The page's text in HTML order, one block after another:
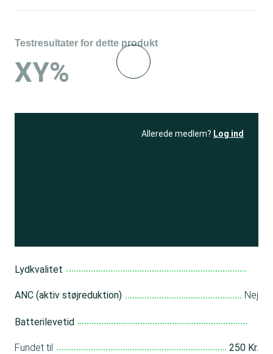
Testresultater for dette produkt
XY%
Allerede medlem? Log ind
Lydkvalitet
ANC (aktiv støjreduktion) Nej
Batterilevetid
Fundet til 250 Kr.